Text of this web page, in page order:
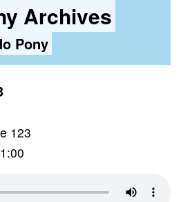
Archives
Pony
123